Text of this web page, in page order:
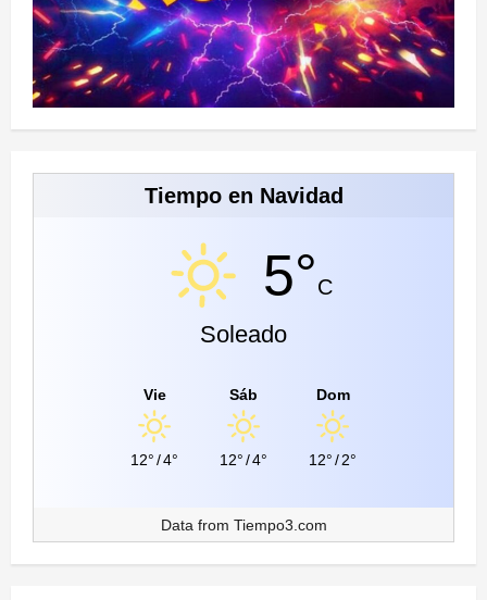
Tiempo en Navidad
5°C
Soleado
Vie
12°/4°
Sáb
12°/4°
Dom
12°/2°
Data from Tiempo3.com